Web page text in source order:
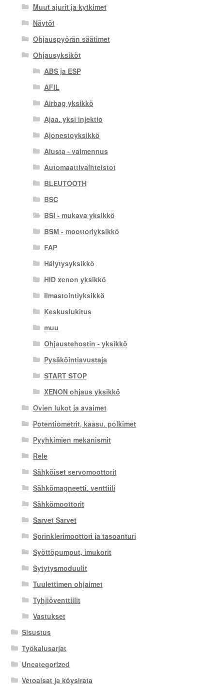
Muut ajurit ja kytkimet
Näytöt
Ohjauspyörän säätimet
Ohjausyksiköt
ABS ja ESP
AFIL
Airbag yksikkö
Ajaa. yksi injektio
Ajonestoyksikkö
Alusta - vaimennus
Automaattivaihteistot
BLEUTOOTH
BSC
BSI - mukava yksikkö
BSM - moottoriyksikkö
FAP
Hälytysyksikkö
HID xenon yksikkö
Ilmastointiyksikkö
Keskuslukitus
muu
Ohjaustehostin - yksikkö
Pysäköintiavustaja
START STOP
XENON ohjaus yksikkö
Ovien lukot ja avaimet
Potentiometrit, kaasu. polkimet
Pyyhkimien mekanismit
Rele
Sähköiset servomoottorit
Sähkömagneetti. venttiili
Sähkömoottorit
Sarvet Sarvet
Sprinklerimoottori ja tasoanturi
Syöttöpumput, imukorit
Sytytysmoduulit
Tuulettimen ohjaimet
Tyhjiöventtiilit
Vastukset
Sisustus
Työkalusarjat
Uncategorized
Vetoaisat ja köysirata